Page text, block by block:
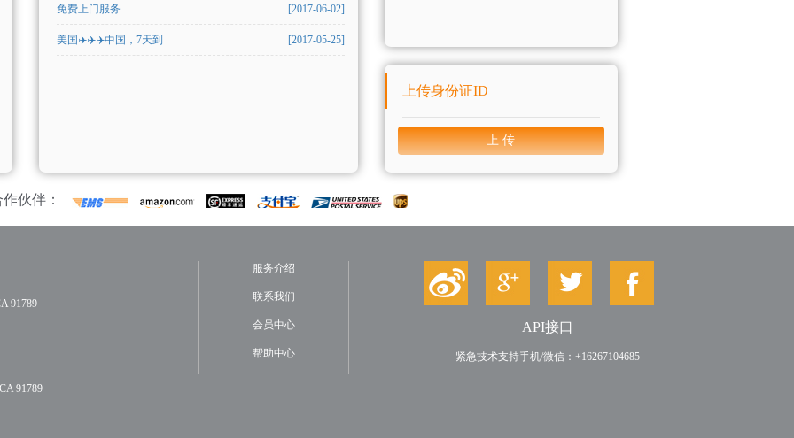
免费上门服务 [2017-06-02]
美国✈️✈️✈️中国，7天到 [2017-05-25]
上传身份证ID
上 传
伙伴：
91789
91789
服务介绍
联系我们
会员中心
帮助中心
API接口
紧急技术支持手机/微信：+16267104685